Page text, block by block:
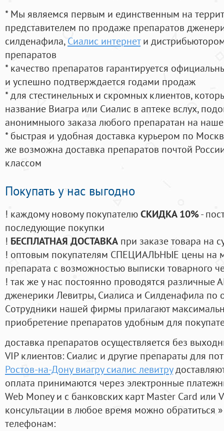
* Мы являемся первым и единственным на
представителем по продаже препаратов
силденафила, Сиалис интернети
препаратов
* качество препаратов гарантируется
и успешно подтверждается годами продаж
* для стестинельных и скромных клиентов,
название Виагра или Сиалис в аптеке вслух,
анонимныого заказа любого препаратан на
* быстрая и удобная доставка курьером по
же возможна доставка препаратов почтой
классом
Покупать у нас выгодно
! каждому новому покупателюСКИДКА 10%-
последующие покупки
! БЕСПЛАТНАЯ ДОСТАВКА при заказе товара на
! оптовым покупателям СПЕЦИАЛЬНЫЕ цены на
препарата с возможностью выписки товарного
! так же у нас постоянно проводятся
дженерики Левитры, Сиалиса и Силденафила по
Cотрудники нашей фирмы прилагают
приобретение препаратов удобным для
доставка препаратов осуществляется без
VIP клиентов: Сиалис и другие препараты для
Ростов-на-Дону виагру сиалис левитру
оплата принимаются через электронные
Web Money и с банковских карт Master Card или
консультации в любое время можно обратиться
телефонам: